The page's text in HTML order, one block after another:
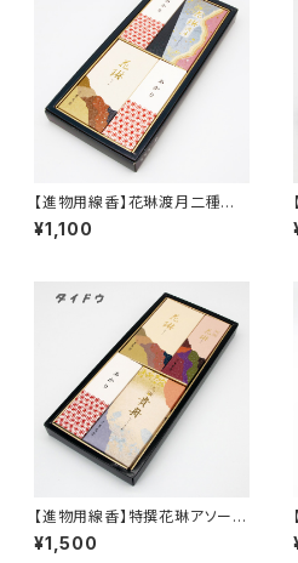
【進物用線香】花琳渡月二種香
＜煙量：ふつう＞ お手頃価
格 白檀の香り 沈丁花の香
¥1,100
【進物用線香】特撰花琳アソート
二種香＜煙量：ふつう＞白檀の
香り 沈香の香り ローソク
¥1,500